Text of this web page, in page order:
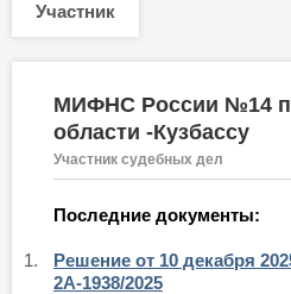
Участник
МИФНС России №14
области -Кузбассу
Участник судебных дел
Последние документы:
1.
Решение от 10 декабря
2А-1938/2025